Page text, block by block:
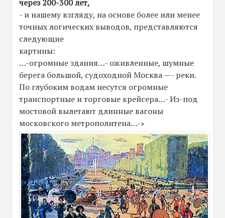
через 200-300 лет,
- и нашему взгляду, на основе более или менее
точных логических выводов, представляются
следующие
картины:
…-огромные здания…- оживленные, шумные
берега большой, судоходной Москва —- реки.
По глубоким водам несутся огромные
транспортные и торговые крейсера…- Из-под
мостовой вылетают длинные вагоны
московского метрополитена…-»